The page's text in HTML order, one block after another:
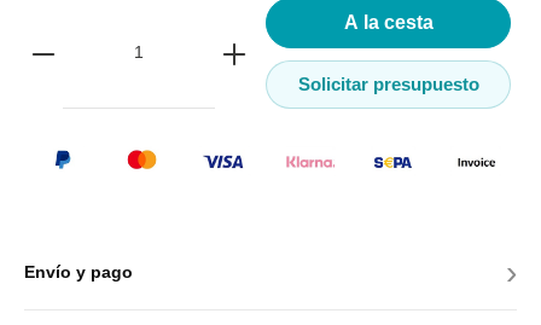
A la cesta
Solicitar presupuesto
Envío y pago ›